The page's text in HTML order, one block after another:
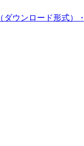
ウンロード形式）